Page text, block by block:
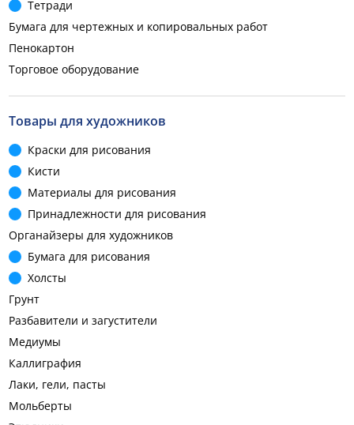
Тетради
Бумага для чертежных и копировальных работ
Пенокартон
Торговое оборудование
Товары для художников
Краски для рисования
Кисти
Материалы для рисования
Принадлежности для рисования
Органайзеры для художников
Бумага для рисования
Холсты
Грунт
Разбавители и загустители
Медиумы
Каллиграфия
Лаки, гели, пасты
Мольберты